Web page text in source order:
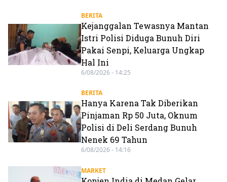
BERITA
Kejanggalan Tewasnya Mantan
Istri Polisi Diduga Bunuh Diri
Pakai Senpi, Keluarga Ungkap
Hal Ini
6/08/2026 - 14:25
BERITA
Hanya Karena Tak Diberikan
Pinjaman Rp 50 Juta, Oknum
Polisi di Deli Serdang Bunuh
Nenek 69 Tahun
6/08/2026 - 14:16
MARKET